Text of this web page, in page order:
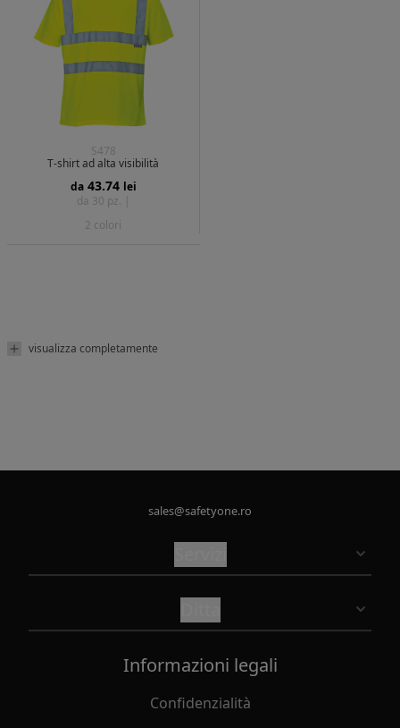
S478
T-shirt ad alta visibilità
da 43.74 lei
da 30 pz. |
2 colori
visualizza completamente
sales@safetyone.ro
Informazioni legali
Confidenzialità